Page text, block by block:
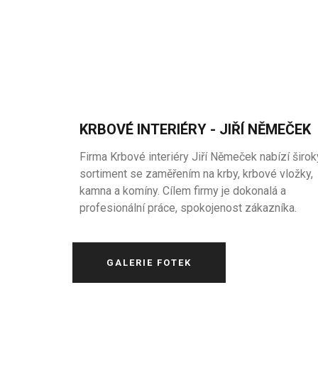
KRBOVÉ INTERIÉRY - JIŘÍ NĚMEČEK
Firma Krbové interiéry Jiří Němeček nabízí
sortiment se zaměřením na krby, krbové vložky,
kamna a komíny. Cílem firmy je dokonalá a
profesionální práce, spokojenost zákazníka.
GALERIE FOTEK